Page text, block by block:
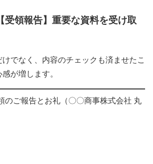
領報告】重要な資料を受け取
でなく、内容のチェックも済ませたこ
が増します。
のご報告とお礼（〇〇商事株式会社 丸